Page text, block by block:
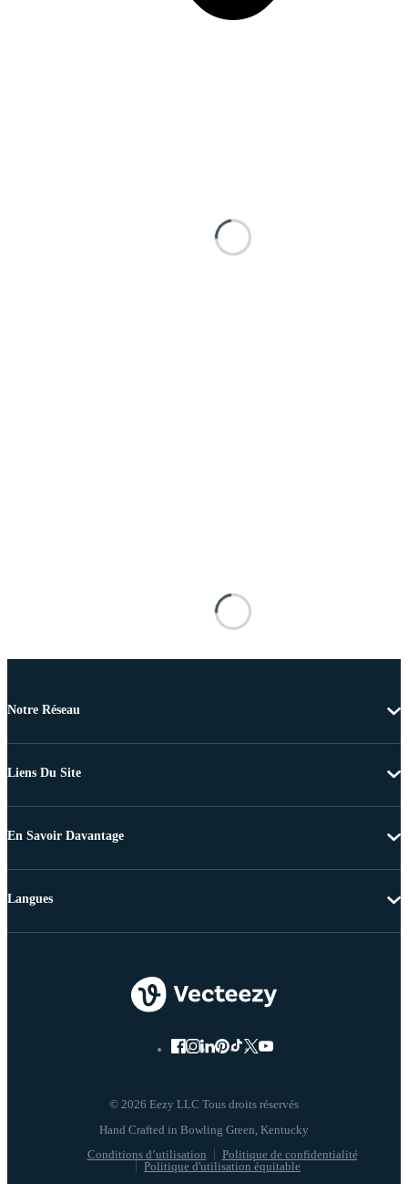
Notre Réseau
Liens Du Site
En Savoir Davantage
© 2026 Eezy LLC Tous droits réservés
Conditions d’utilisation
Politique de confidentialité
Politique d'utilisation équitable
Langues